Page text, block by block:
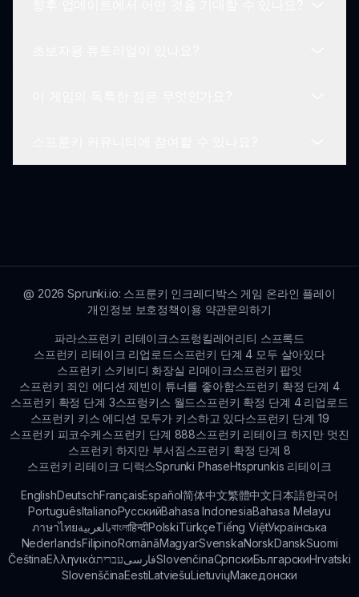
@ 2026 Sprunki.io: 스프룬키 인크레디박스 게임 온라인 플레이
개인정보 보호정책이용 약관문의하기
파라스프런키 리테이크스프렁킬레어리티 스프록드
스프런키 리테이크 리업로드스프런키 단계 4 모두 살아있다
스프런키 스키비디 화장실 리메이크스프런키 팝잇
스프런키 죄인 에디션 제빈이 튜너를 좋아함스프런키 확정 단계 4
스프런키 확정 단계 3스프렁키스 월드스프런키 확정 단계 4 리업로드
스프런키 키스 에디션 모두가 키스하고 있다스프런키 단계 19
스프런키 피코수케스프런키 단계 888스프런키 리테이크 하지만 멋진
스프런키 하지만 부서짐스프런키 확정 단계 8
스프런키 리테이크 디럭스Sprunki PhaseHtsprunkis 리테이크
EnglishDeutschFrançaisEspañol简体中文繁體中文日本語한국어
PortuguêsItalianoРусскийBahasa IndonesiaBahasa Melayu
ภาษาไทยبالعربيةবাংলাहिन्दीPolskiTürkçeTiếng ViệtУкраїнська
NederlandsFilipinoRomânăMagyarSvenskaNorskDanskSuomi
ČeštinaΕλληνικάעבריתفارسیSlovenčinaСрпскиБългарскиHrvatski
SlovenščinaEestiLatviešuLietuviųМакедонски